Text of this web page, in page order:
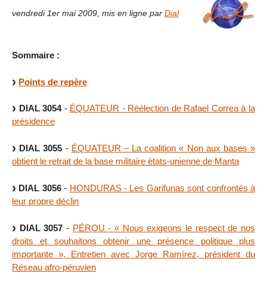
vendredi 1er mai 2009 mis en ligne par Dial
Sommaire :
Points de repère
DIAL 3054- ÉQUATEUR - Réélection de Rafael Correa à la
présidence
DIAL 3055 - ÉQUATEUR – La coalition « Non aux bases »
obtient le retrait de la base militaire états-unienne de Manta
DIAL 3056- HONDURAS - Les Garifunas sont confrontés à
leur propre déclin
DIAL 3057 - PÉROU - « Nous exigeons le respect de nos
droits et souhaitons obtenir une présence politique plus
importante », Entretien avec Jorge Ramírez, président du
Réseau afro-péruvien